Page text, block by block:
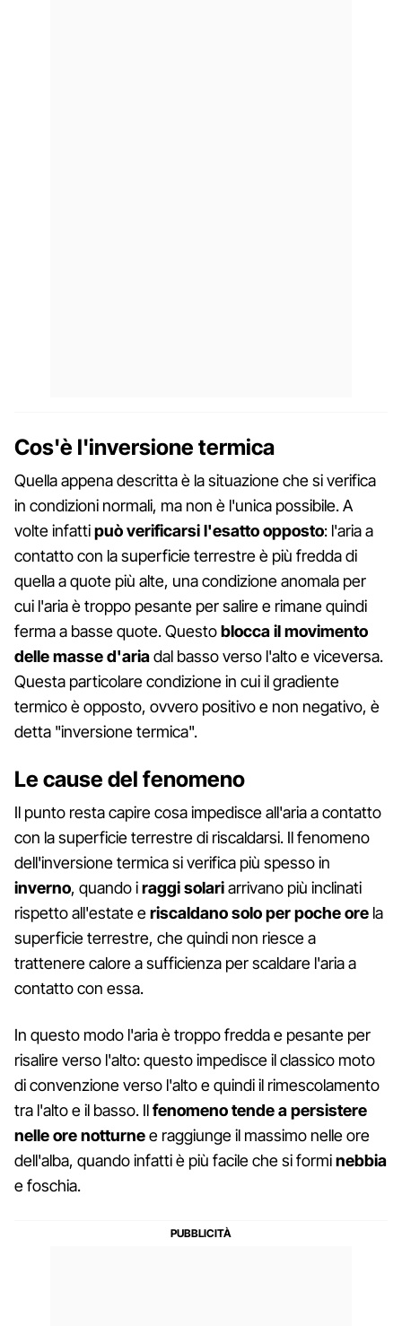
Cos'è l'inversione termica
Quella appena descritta è la situazione che si verifica
in condizioni normali, ma non è l'unica possibile. A
volte infattipuò verificarsi l'esatto opposto: l'aria a
contatto con la superficie terrestre è più fredda di
quella a quote più alte, una condizione anomala per
cui l'aria è troppo pesante per salire e rimane quindi
ferma a basse quote. Questoblocca il movimento
delle masse d'ariadal basso verso l'alto e viceversa.
Questa particolare condizione in cui il gradiente
termico è opposto, ovvero positivo e non negativo, è
detta "inversione termica".
Le cause del fenomeno
Il punto resta capire cosa impedisce all'aria a contatto
con la superficie terrestre di riscaldarsi. Il fenomeno
dell'inversione termica si verifica più spesso in
inverno, quando iraggi solariarrivano più inclinati
rispetto all'estate eriscaldano solo per poche ore la
superficie terrestre, che quindi non riesce a
trattenere calore a sufficienza per scaldare l'aria a
contatto con essa.
In questo modo l'aria è troppo fredda e pesante per
risalire verso l'alto: questo impedisce il classico moto
di convenzione verso l'alto e quindi il rimescolamento
tra l'alto e il basso. Ilfenomeno tende a persistere
nelle ore notturnee raggiunge il massimo nelle ore
dell'alba, quando infatti è più facile che si forminebbia
e foschia.